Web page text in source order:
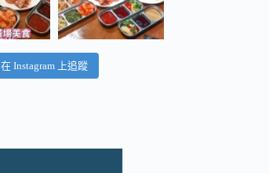
在 Instagram 上追蹤